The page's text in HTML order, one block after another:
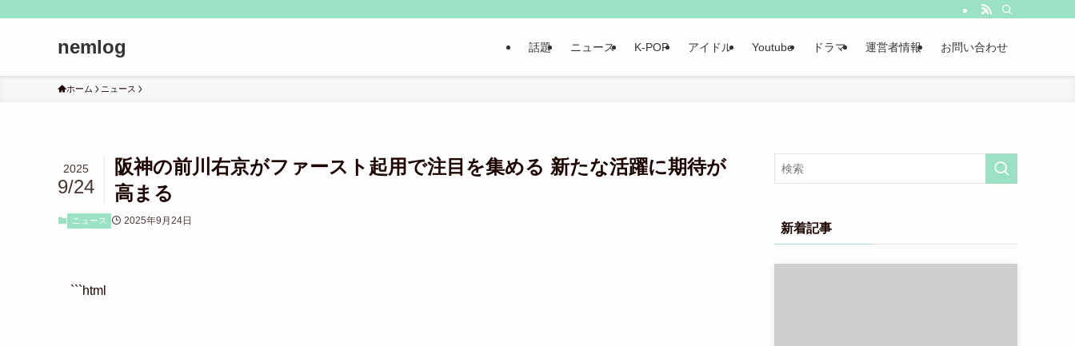
nemlog 話題 ニュース K-POP アイドル Youtube ドラマ 運営者情報 お問い合わせ
ホーム ニュース
阪神の前川右京がファースト起用で注目を集める 新たな活躍に期待が
高まる
2025
9/24
ニュース 2025年9月24日
```html
新着記事